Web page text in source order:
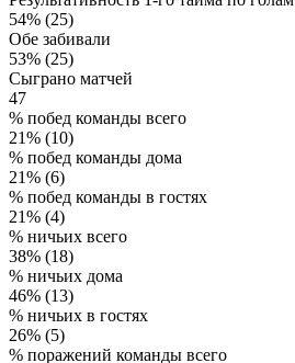
54% (25)
Обе забивали
53% (25)
Сыграно матчей
47
% побед команды всего
21% (10)
% побед команды дома
21% (6)
% побед команды в гостях
21% (4)
% ничьих всего
38% (18)
% ничьих дома
46% (13)
% ничьих в гостях
26% (5)
% поражений команды всего